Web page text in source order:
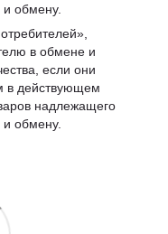
и обмену.
в обмене и
если они
в действующем
надлежащего
и обмену.